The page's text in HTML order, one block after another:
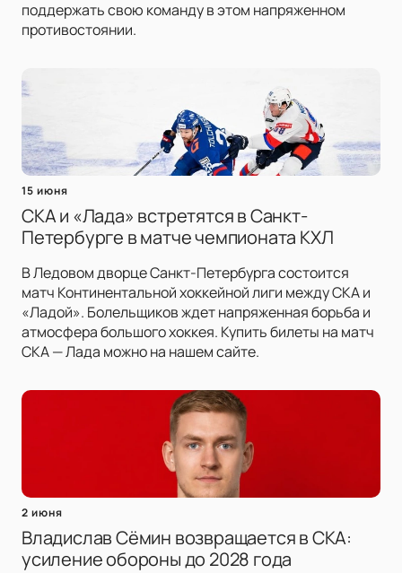
поддержать свою команду в этом напряженном
противостоянии.
15 июня
СКА и «Лада» встретятся в Санкт-
Петербурге в матче чемпионата КХЛ
В Ледовом дворце Санкт-Петербурга состоится
матч Континентальной хоккейной лиги между СКА и
«Ладой». Болельщиков ждет напряженная борьба и
атмосфера большого хоккея. Купить билеты на матч
СКА — Лада можно на нашем сайте.
2 июня
Владислав Сёмин возвращается в СКА:
усиление обороны до 2028 года